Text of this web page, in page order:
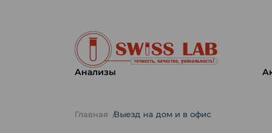
Анализы
Главная Выезд на дом и в офис